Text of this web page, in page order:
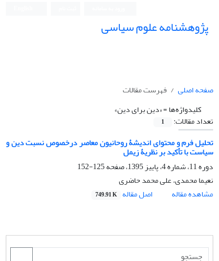
پژوهشنامه علوم سیاسی
صفحه اصلی
فهرست مقالات
کلیدواژه‌ها =«دین برای دین»
تعداد مقالات:
1
تحلیل فرم و محتوای اندیشۀ روحانیون معاصر درخصوص نسبت دین و
سیاست با تأکید بر نظریۀ زیمل
دوره 11، شماره 4، پاییز 1395، صفحه
125-152
نعیما محمدی، علی محمد حاضری
مشاهده مقاله
اصل مقاله 749.91 K